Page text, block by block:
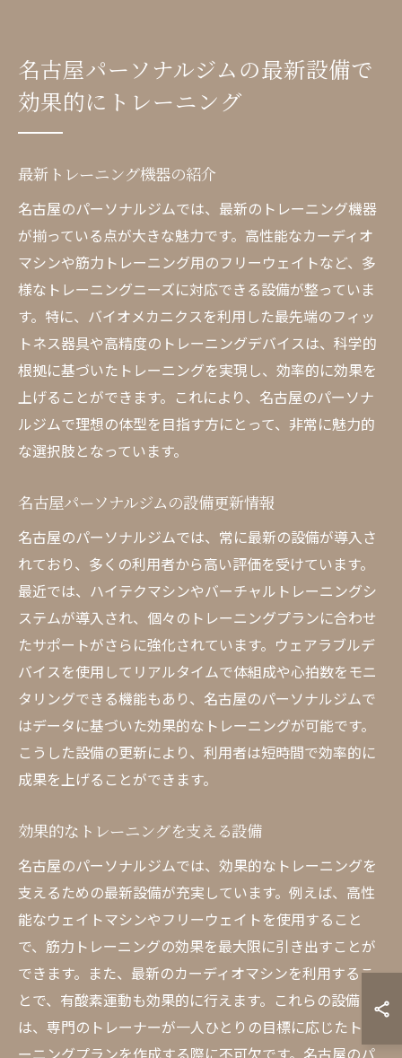
名古屋パーソナルジムの最新設備で
効果的にトレーニング
最新トレーニング機器の紹介
名古屋のパーソナルジムでは、最新のトレーニング機器
が揃っている点が大きな魅力です。高性能なカーディオ
マシンや筋力トレーニング用のフリーウェイトなど、多
様なトレーニングニーズに対応できる設備が整っていま
す。特に、バイオメカニクスを利用した最先端のフィッ
トネス器具や高精度のトレーニングデバイスは、科学的
根拠に基づいたトレーニングを実現し、効率的に効果を
上げることができます。これにより、名古屋のパーソナ
ルジムで理想の体型を目指す方にとって、非常に魅力的
な選択肢となっています。
名古屋パーソナルジムの設備更新情報
名古屋のパーソナルジムでは、常に最新の設備が導入さ
れており、多くの利用者から高い評価を受けています。
最近では、ハイテクマシンやバーチャルトレーニングシ
ステムが導入され、個々のトレーニングプランに合わせ
たサポートがさらに強化されています。ウェアラブルデ
バイスを使用してリアルタイムで体組成や心拍数をモニ
タリングできる機能もあり、名古屋のパーソナルジムで
はデータに基づいた効果的なトレーニングが可能です。
こうした設備の更新により、利用者は短時間で効率的に
成果を上げることができます。
効果的なトレーニングを支える設備
名古屋のパーソナルジムでは、効果的なトレーニングを
支えるための最新設備が充実しています。例えば、高性
能なウェイトマシンやフリーウェイトを使用すること
で、筋力トレーニングの効果を最大限に引き出すことが
できます。また、最新のカーディオマシンを利用するこ
とで、有酸素運動も効果的に行えます。これらの設備
は、専門のトレーナーが一人ひとりの目標に応じたトレ
ーニングプランを作成する際に不可欠です。名古屋のパ